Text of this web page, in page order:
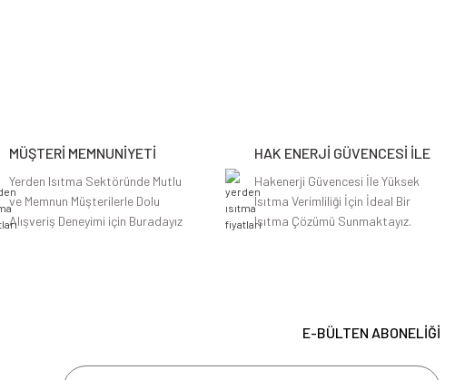
MÜŞTERİ MEMNUNİYETİ
Yerden Isıtma Sektöründe Mutlu
ve Memnun Müşterilerle Dolu
Alışveriş Deneyimi için Buradayız
HAK ENERJİ GÜVENCESİ İLE
Hakenerji Güvencesi İle Yüksek
Isıtma Verimliliği İçin İdeal Bir
Isıtma Çözümü Sunmaktayız.
E-BÜLTEN ABONELİĞİ